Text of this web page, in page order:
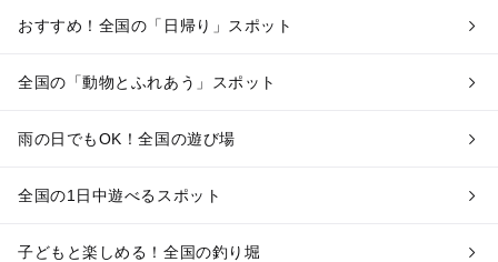
おすすめ！全国の「日帰り」スポット
全国の「動物とふれあう」スポット
雨の日でもOK！全国の遊び場
全国の1日中遊べるスポット
子どもと楽しめる！全国の釣り堀